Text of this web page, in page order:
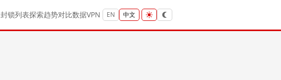
封锁列表探索趋势对比数据VPN EN 中文